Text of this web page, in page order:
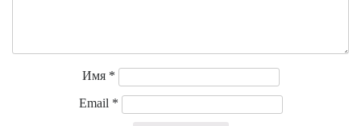
Имя *
Email *